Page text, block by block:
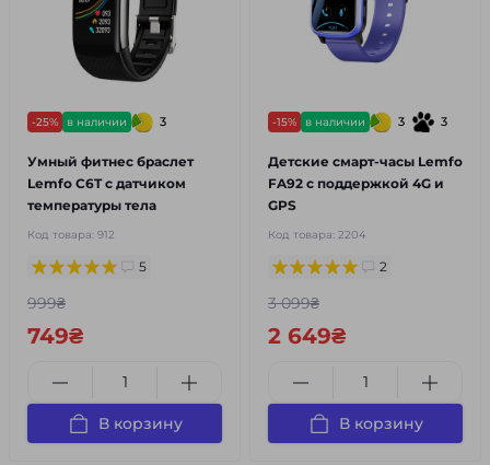
-25% в наличии 3
Умный фитнес браслет
Lemfo C6T с датчиком
температуры тела
Код товара: 912
5
999₴
749₴
В корзину
-15% в наличии 3 3
Детские смарт-часы Lemfo
FA92 c поддержкой 4G и
GPS
Код товара: 2204
2
3 099₴
2 649₴
В корзину